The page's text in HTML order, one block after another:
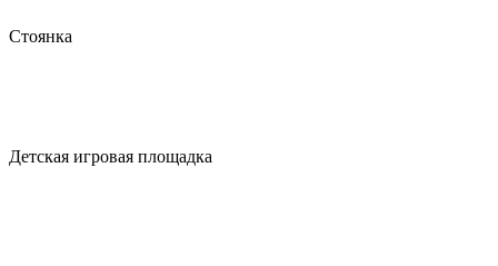
Стоянка
Детская игровая площадка